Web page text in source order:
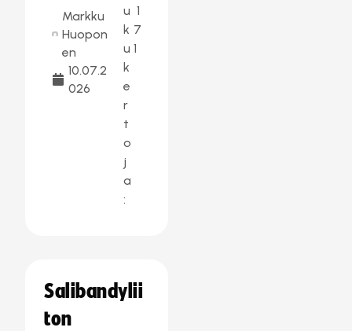
Markku
Huopon
en
10.07.2
026
u
k
u
k
e
r
t
o
j
a
:
1
7
1
Salibandylii
ton